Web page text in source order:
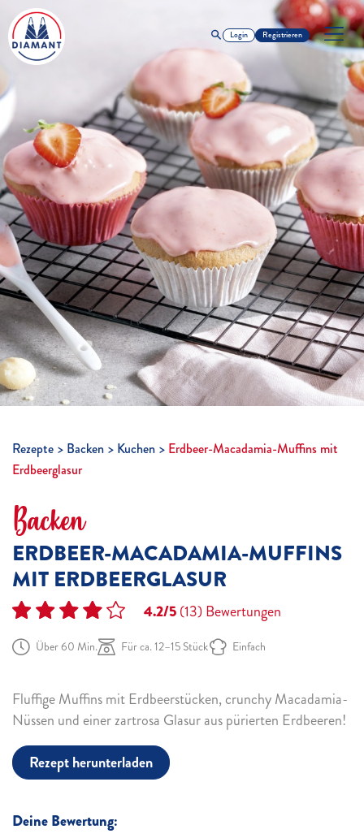
Login Registrieren
Rezepte Backen Kuchen
Erdbeer-Macadamia-Muffins mit
Erdbeerglasur
Backen
ERDBEER-MACADAMIA-MUFFINS
MIT ERDBEERGLASUR
4.2/5(13)Bewertungen
Über 60 Min. Für ca. 12–15 Stück Einfach
Fluffige Muffins mit Erdbeerstücken, crunchy Macadamia-
Nüssen und einer zartrosa Glasur aus pürierten Erdbeeren!
Rezept herunterladen
Deine Bewertung: